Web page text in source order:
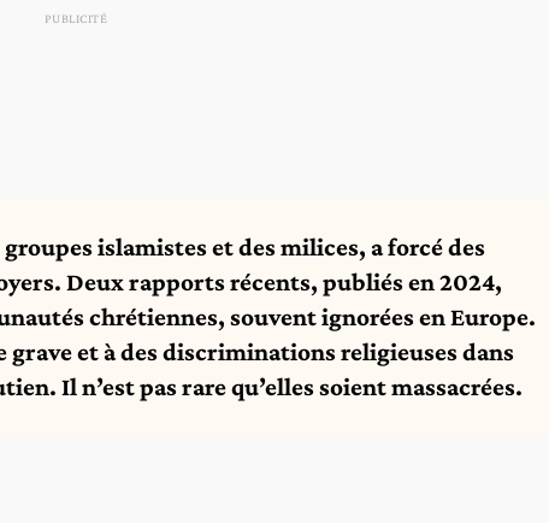
islamistes et des milices, a forcé des
Deux rapports récents, publiés en 2024,
chrétiennes, souvent ignorées en Europe.
et à des discriminations religieuses dans
Il n’est pas rare qu’elles soient massacrées.